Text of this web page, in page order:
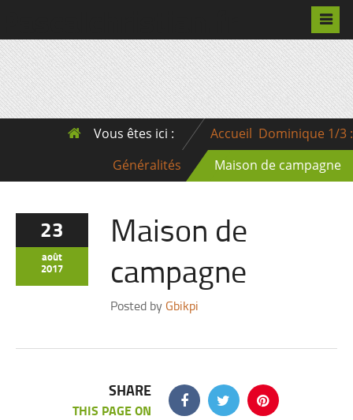
Vous êtes ici : Accueil Dominique 1/3 :
Généralités
Maison de campagne
23
août
2017
Maison de
campagne
Posted by Gbikpi
SHARE
THIS PAGE ON